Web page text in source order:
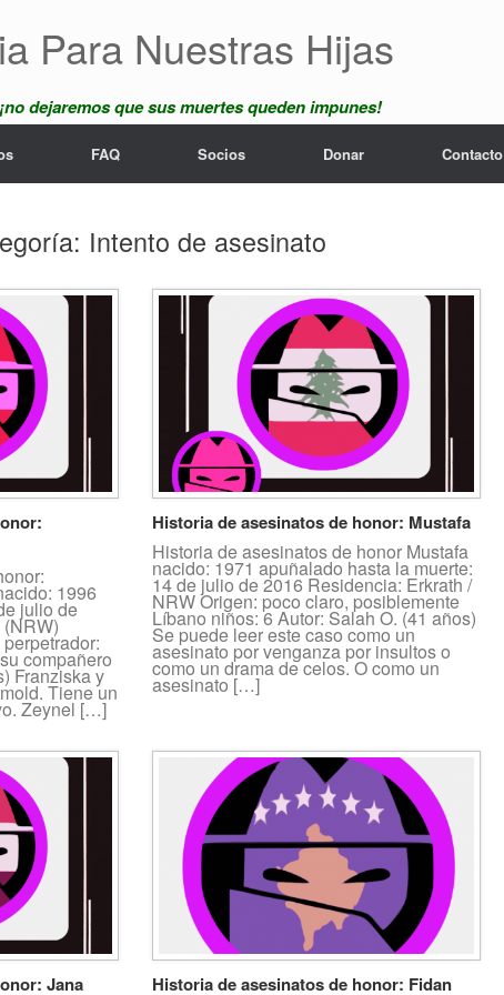
Para Nuestras Hijas
dejaremos que sus muertes queden impunes!
FAQ Socios Donar Contacto
Intento de asesinato
1996
julio de
compañero
Franziska y
Tiene un
Zeynel […]
Historia de asesinatos de honor: Mustafa
Historia de asesinatos de honor Mustafa
nacido: 1971 apuñalado hasta la muerte:
14 de julio de 2016 Residencia: Erkrath /
NRW Origen: poco claro, posiblemente
Líbano niños: 6 Autor: Salah O. (41 años)
Se puede leer este caso como un
asesinato por venganza por insultos o
como un drama de celos. O como un
asesinato […]
Jana Historia de asesinatos de honor: Fidan